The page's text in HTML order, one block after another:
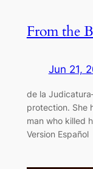
From the
Jun 21,
de la
protection. She
man who killed
Version Español